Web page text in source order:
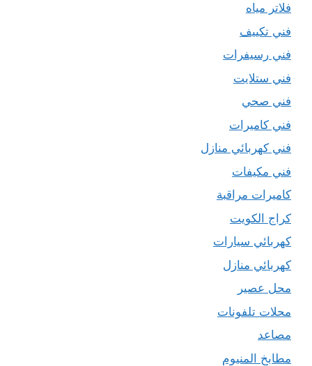
فلاتر مياه
فني تكييف
فني رسيفرات
فني ستلايت
فني صحي
فني كاميرات
فني كهربائي منازل
فني مكيفات
كاميرات مراقبة
كراج الكويت
كهربائي سيارات
كهربائي منازل
محل عصير
محلات تلفونات
مصاعد
مطابخ المنيوم